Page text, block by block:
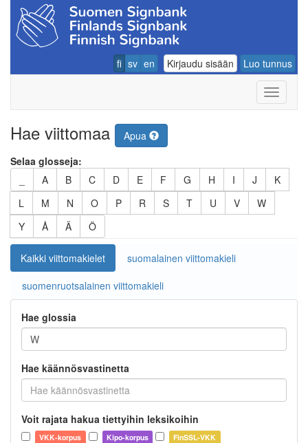
fi sv en Kirjaudu sisään Luo tunnus
Hae viittomaa
Apua
Selaa glosseja:
A B C D E F G H I J
K
L
M N O P R S T U V
W
Y
Å Ä Ö
Kaikki viittomakielet
suomalainen viittomakieli
suomenruotsalainen viittomakieli
Hae glossia
Hae käännösvastinetta
Voit rajata hakua tiettyihin leksikoihin
VKK-korpus Kipo-korpus FinSSL-VKK